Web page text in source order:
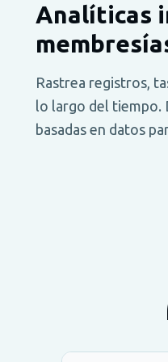
Analíticas
Rastrea registros,
lo largo del tiempo.
basadas en datos